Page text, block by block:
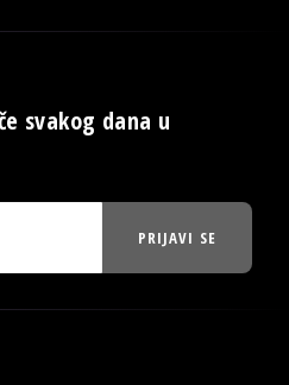
svakog dana u
PRIJAVI SE